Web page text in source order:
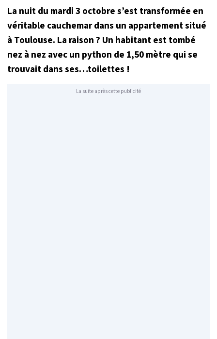
La nuit du mardi 3 octobre s’est transformée en
véritable cauchemar dans un appartement situé
à Toulouse. La raison ? Un habitant est tombé
nez à nez avec un python de 1,50 mètre qui se
trouvait dans ses…toilettes !
La suite après cette publicité